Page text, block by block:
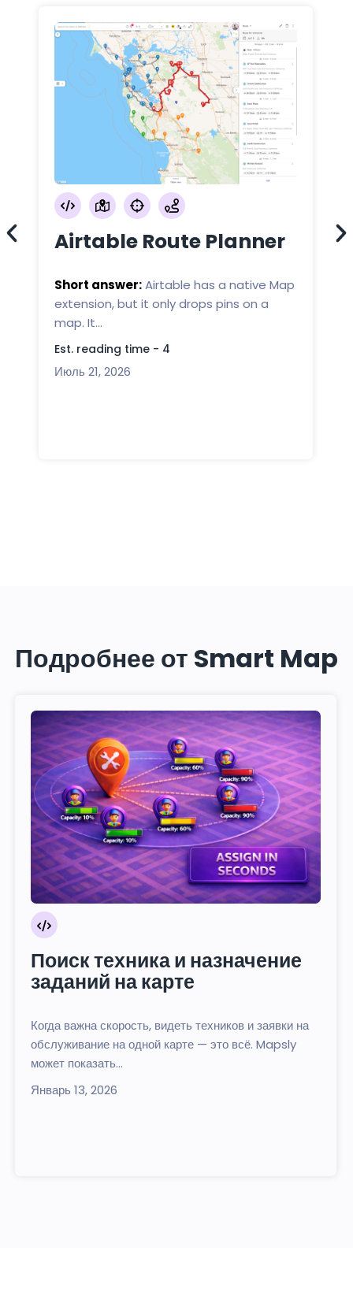
Airtable Route Planner
Short answer:Airtable has a native Map
extension, but it only drops pins on a
map. It...
Est. reading time - 4
Июль 21, 2026
Подробнее от Smart Map
Поиск техника и назначение
заданий на карте
Когда важна скорость, видеть техников и заявки на
обслуживание на одной карте — это всё. Mapsly
может показать...
Январь 13, 2026